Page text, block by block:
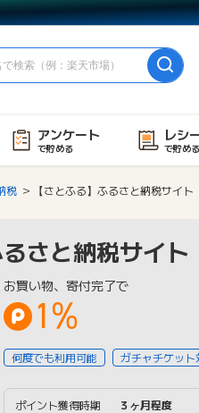
アンケート
で貯める
レシ
で貯める
税 【さとふる】ふるさと納税サイト
るさと納税サイト
お買い物、寄付完了で
1%
何度でも利用可能 ガチャチケット
ポイント獲得時期
３ヶ月程度